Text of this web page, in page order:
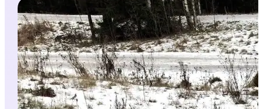
kahvi coffee
kauppa kaupasta
from the shop
kirja book
koti kotiin